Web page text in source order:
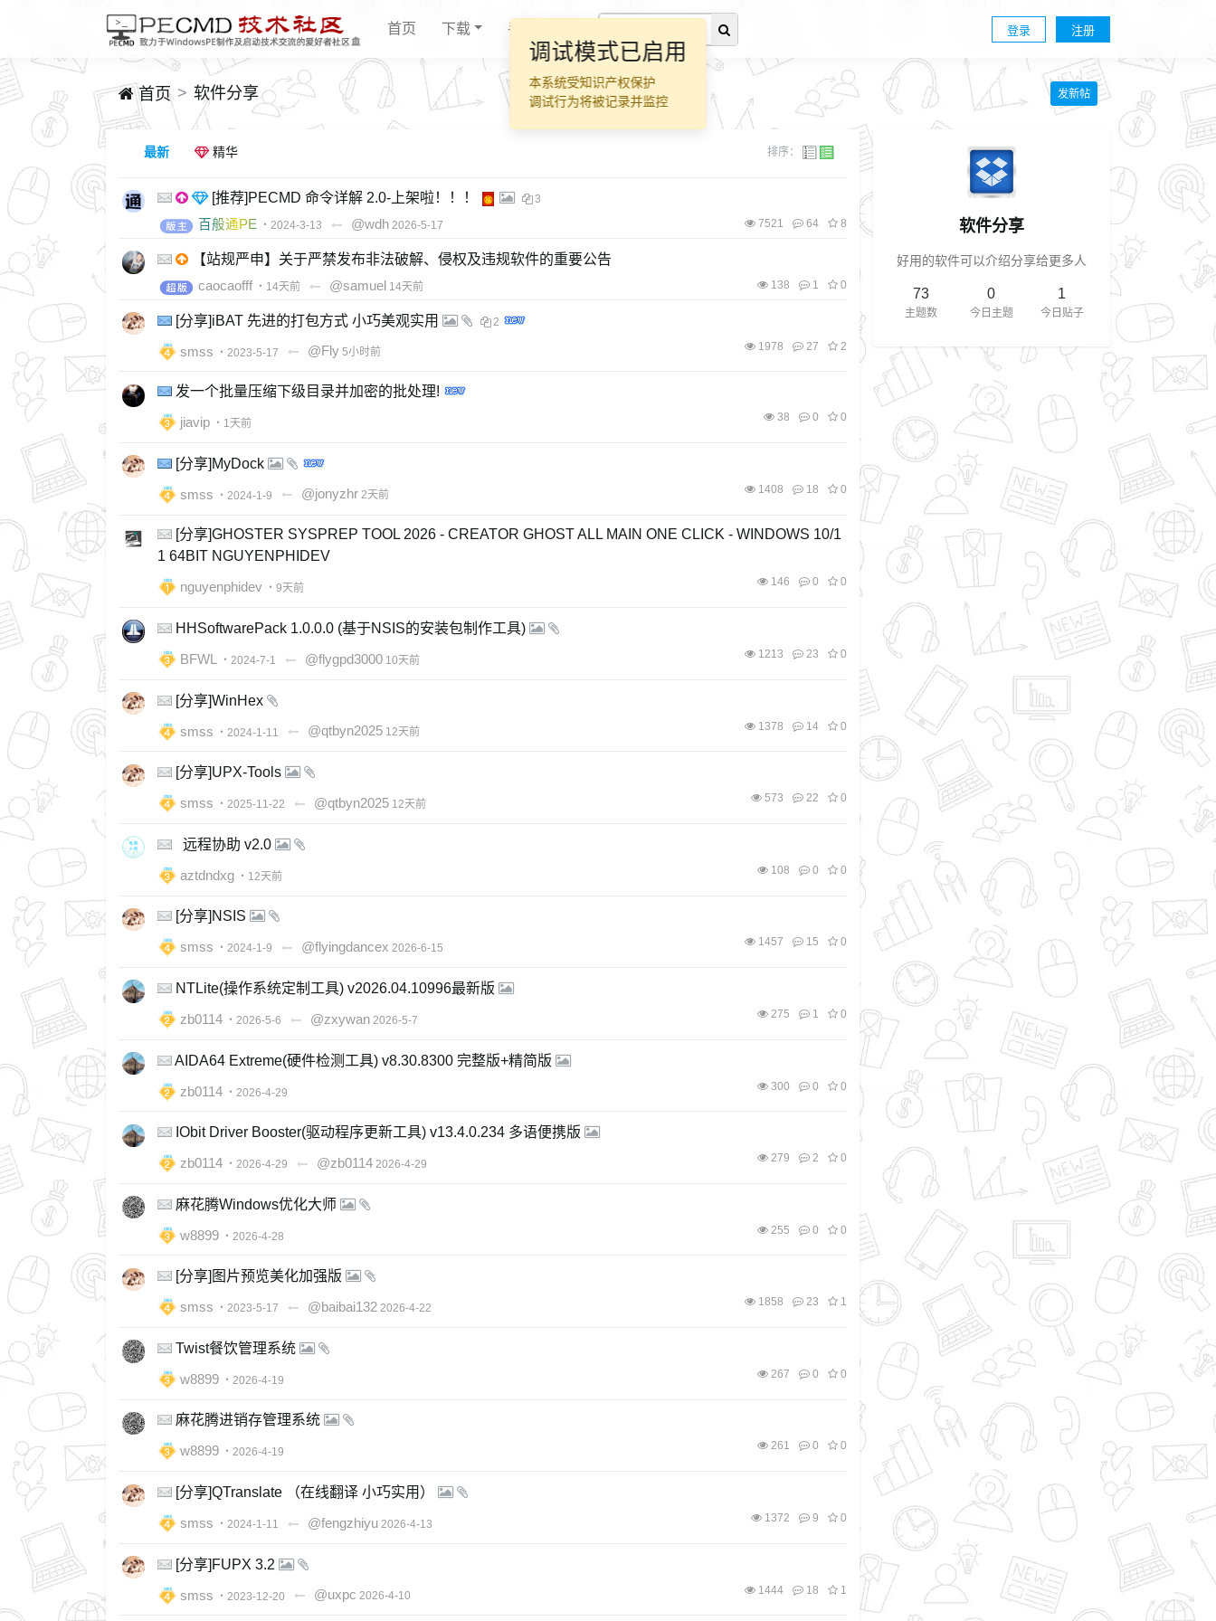
首页 下载 手册 登录 注册
首页 软件分享 发新帖
最新 精华 排序：
[推荐]PECMD 命令详解 2.0-上架啦！！！ 3
百般通PE ・2024-3-13 @wdh 2026-5-17 7521 64 8
【站规严申】关于严禁发布非法破解、侵权及违规软件的重要公告
caocaofff ・14天前 @samuel 14天前 138 1 0
[分享]iBAT 先进的打包方式 小巧美观实用 2
smss ・2023-5-17 @Fly 5小时前 1978 27 2
发一个批量压缩下级目录并加密的批处理!
jiavip ・1天前 38 0 0
[分享]MyDock
smss ・2024-1-9 @jonyzhr 2天前 1408 18 0
[分享]GHOSTER SYSPREP TOOL 2026 - CREATOR GHOST ALL MAIN ONE CLICK - WINDOWS 10/1
1 64BIT NGUYENPHIDEV
nguyenphidev ・9天前 146 0 0
HHSoftwarePack 1.0.0.0 (基于NSIS的安装包制作工具)
BFWL ・2024-7-1 @flygpd3000 10天前 1213 23 0
[分享]WinHex
smss ・2024-1-11 @qtbyn2025 12天前 1378 14 0
[分享]UPX-Tools
smss ・2025-11-22 @qtbyn2025 12天前 573 22 0
远程协助 v2.0
aztdndxg ・12天前 108 0 0
[分享]NSIS
smss ・2024-1-9 @flyingdancex 2026-6-15 1457 15 0
NTLite(操作系统定制工具) v2026.04.10996最新版
zb0114 ・2026-5-6 @zxywan 2026-5-7 275 1 0
AIDA64 Extreme(硬件检测工具) v8.30.8300 完整版+精简版
zb0114 ・2026-4-29 300 0 0
IObit Driver Booster(驱动程序更新工具) v13.4.0.234 多语便携版
zb0114 ・2026-4-29 @zb0114 2026-4-29 279 2 0
麻花腾Windows优化大师
w8899 ・2026-4-28 255 0 0
[分享]图片预览美化加强版
smss ・2023-5-17 @baibai132 2026-4-22 1858 23 1
Twist餐饮管理系统
w8899 ・2026-4-19 267 0 0
麻花腾进销存管理系统
w8899 ・2026-4-19 261 0 0
[分享]QTranslate （在线翻译 小巧实用）
smss ・2024-1-11 @fengzhiyu 2026-4-13 1372 9 0
[分享]FUPX 3.2
smss ・2023-12-20 @uxpc 2026-4-10 1444 18 1
软件分享
好用的软件可以介绍分享给更多人
73
主题数
0
今日主题
1
今日贴子
调试模式已启用
本系统受知识产权保护
调试行为将被记录并监控